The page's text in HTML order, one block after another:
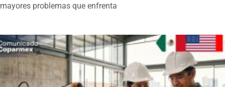
mayores problemas que enfrenta